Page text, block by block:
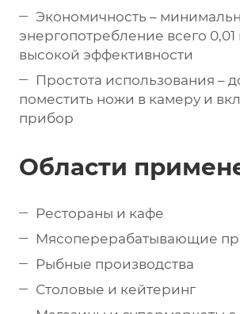
Экономичность –
энергопотребление всего 0,01
высокой эффективности
Простота использования –
поместить ножи в камеру и
прибор
Области
Рестораны и кафе
Мясоперерабатывающие
Рыбные производства
Столовые и кейтеринг